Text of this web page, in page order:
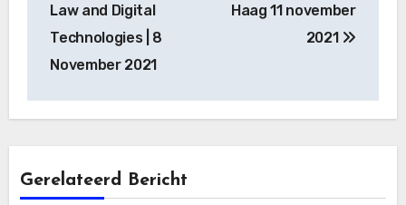
Law and Digital
Technologies | 8
November 2021
Haag 11 november
2021
Gerelateerd Bericht